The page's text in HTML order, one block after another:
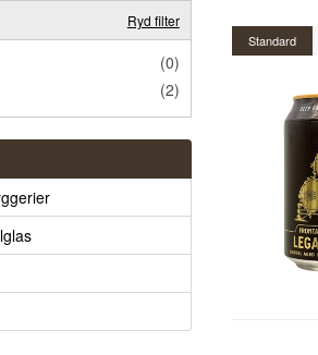
Ryd filter
(0)
(2)
Standard